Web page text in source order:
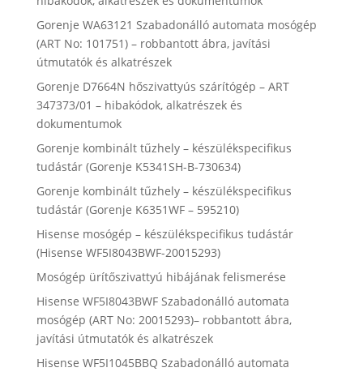
Gorenje WA63121 Szabadonálló automata mosógép
(ART No: 101751) – robbantott ábra, javítási
útmutatók és alkatrészek
Gorenje D7664N hőszivattyús szárítógép – ART
347373/01 – hibakódok, alkatrészek és
dokumentumok
Gorenje kombinált tűzhely – készülékspecifikus
tudástár (Gorenje K5341SH-B-730634)
Gorenje kombinált tűzhely – készülékspecifikus
tudástár (Gorenje K6351WF – 595210)
Hisense mosógép – készülékspecifikus tudástár
(Hisense WF5I8043BWF-20015293)
Mosógép ürítőszivattyú hibájának felismerése
Hisense WF5I8043BWF Szabadonálló automata
mosógép (ART No: 20015293)– robbantott ábra,
javítási útmutatók és alkatrészek
Hisense WF5I1045BBQ Szabadonálló automata